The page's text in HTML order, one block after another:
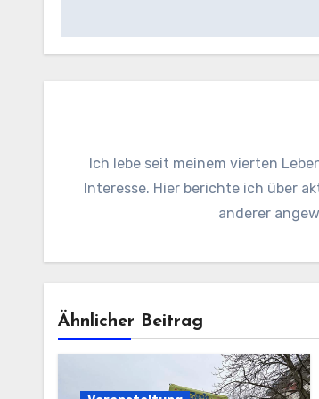
Ich lebe seit meinem vierten
Interesse. Hier berichte ich über
anderer
Ähnlicher Beitrag